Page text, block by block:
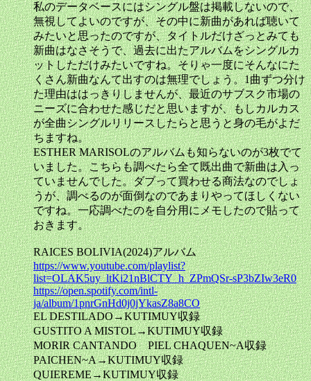
私のデータベースにはシングル盤は掲載しないので、
無視してよいのですが、その中に新曲があれば聴いて
みたいと思ったのですが、タイトルだけざっとみても
新曲はなさそうで、過去に出たアルバムをシングルカ
ットしただけみたいですね。そりゃ一度にそんなにた
くさん新曲なんて出すのは無理でしょう。1曲ずつ分け
た理由ははっきりしませんが、最近のサブスク市場の
ニーズに合わせた感じだと思いますが、もしカルカス
が全曲シングルリリースしたらと思うと身の毛がよだ
ちますね。
ESTHER MARISOLのアルバムも知らないのが3枚でて
いました。こちらも調べたら全て既出曲で新曲は入っ
ていませんでした。ダブって買わせる商法なのでしょ
うが、調べるのが面倒なのであまりやってほしくない
ですね。一応調べたのを自分用にメモしたので貼って
おきます。
RAICES BOLIVIA(2024)アルバム
https://www.youtube.com/playlist?
list=OLAK5uy_ltKi21nBlCTY_h_ZPmQSr-sP3bZIw3eR0
https://open.spotify.com/intl-
ja/album/1pnrGnHd0j0jYkasZ8a8CO
EL DESTILADO→KUTIMUY収録
GUSTITO A MISTOL→KUTIMUY収録
MORIR CANTANDO PIEL CHAQUEN~A収録
PAICHEN~A→KUTIMUY収録
QUIEREME→KUTIMUY収録